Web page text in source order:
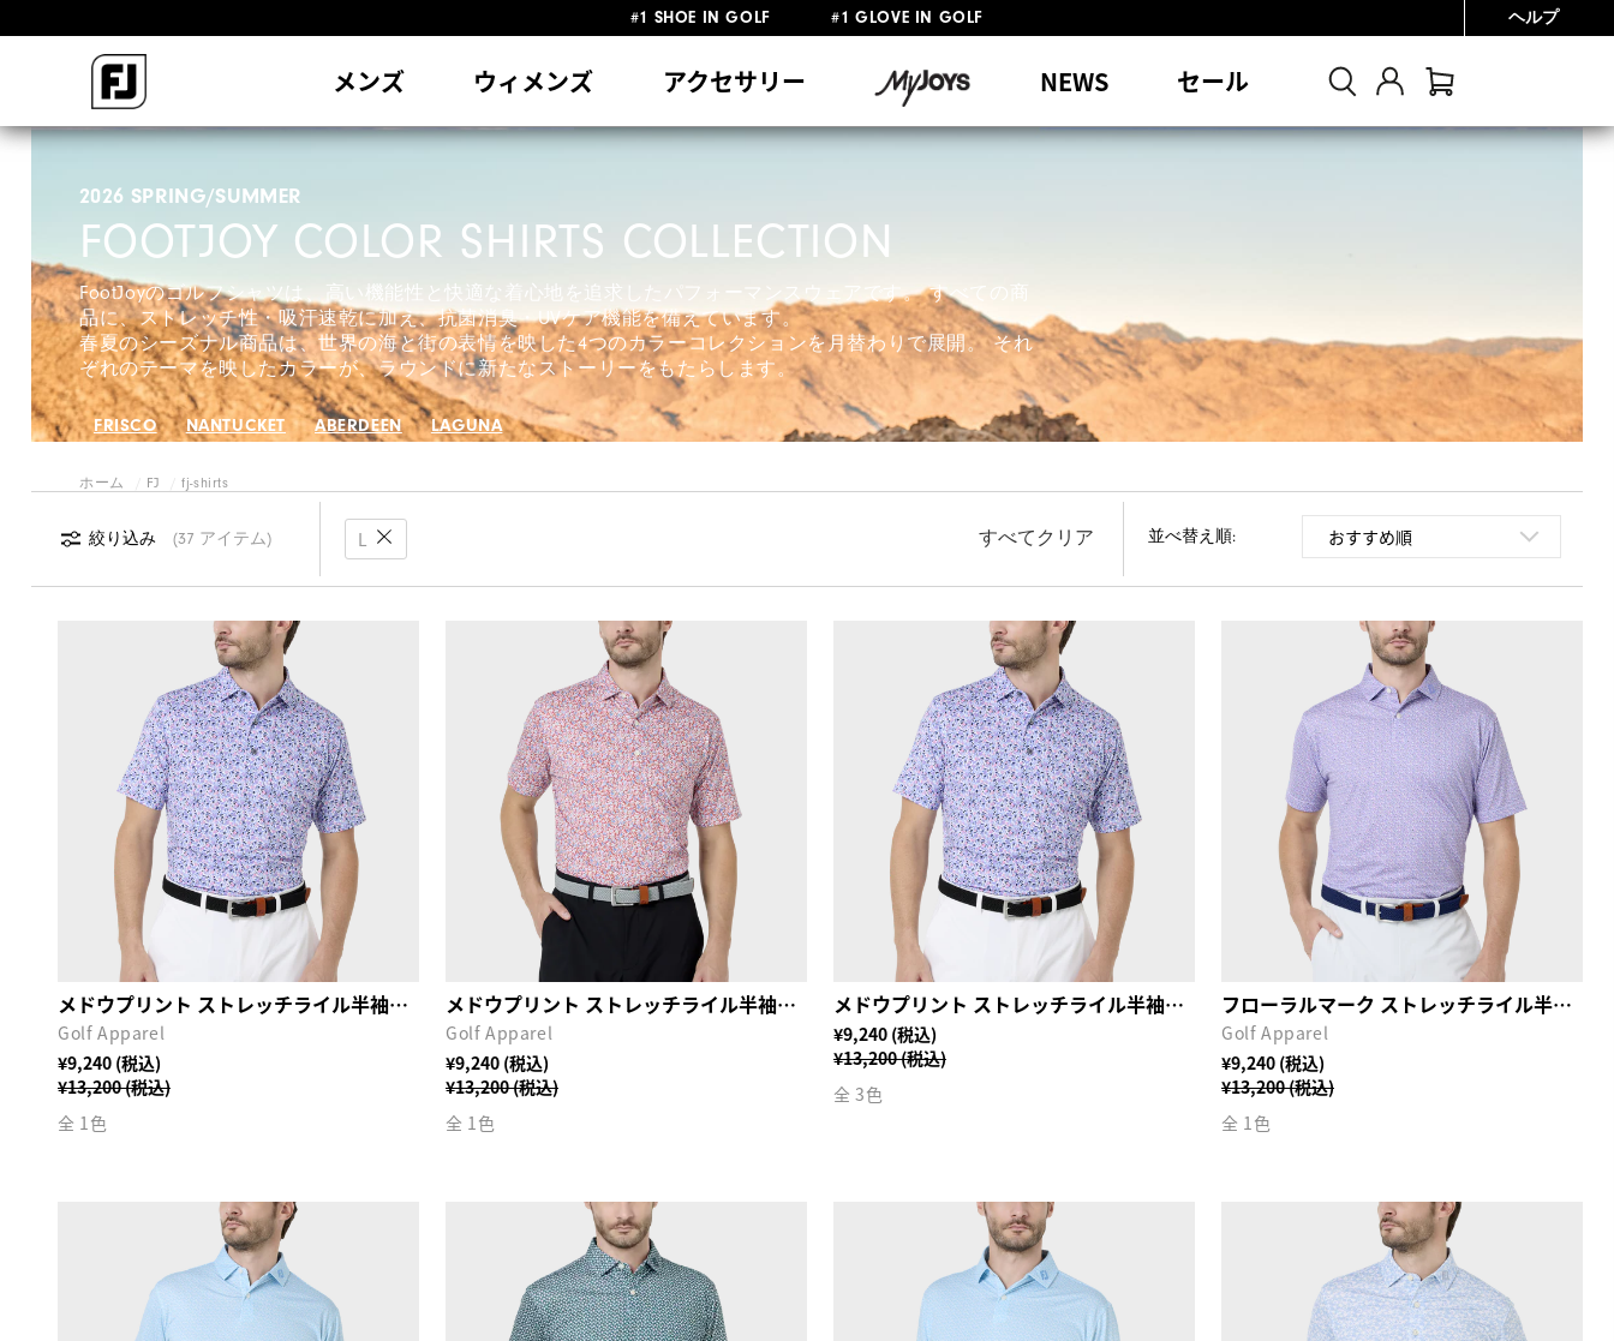
#1 SHOE IN GOLF #1 GLOVE IN GOLF
ヘルプ
メンズ ウィメンズ アクセサリー NEWS セール
2026 SPRING/SUMMER
FOOTJOY COLOR SHIRTS COLLECTION
FootJoyのゴルフシャツは、高い機能性と快適な着心地を追求したパフォーマンスウェアです。 すべての商
品に、ストレッチ性・吸汗速乾に加え、抗菌消臭・UVケア機能を備えています。
春夏のシーズナル商品は、世界の海と街の表情を映した4つのカラーコレクションを月替わりで展開。 それ
ぞれのテーマを映したカラーが、ラウンドに新たなストーリーをもたらします。
FRISCO NANTUCKET ABERDEEN LAGUNA
ホーム FJ fj-shirts
絞り込み 37 アイテム L すべてクリア 並べ替え順:
メドウプリント ストレッチライル半袖シャツ
Golf Apparel
¥13,200 (税込)
¥9,240 (税込)
全 1色
メドウプリント ストレッチライル半袖シャツ
Golf Apparel
¥13,200 (税込)
¥9,240 (税込)
全 1色
メドウプリント ストレッチライル半袖シャツ
¥13,200 (税込)
¥9,240 (税込)
全 3色
フローラルマーク ストレッチライル半袖シャツ
Golf Apparel
¥13,200 (税込)
¥9,240 (税込)
全 1色